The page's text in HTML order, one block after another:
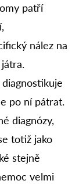
patří
nález na
po ní pátrat.
diagnózy,
totiž jako
stejně
velmi